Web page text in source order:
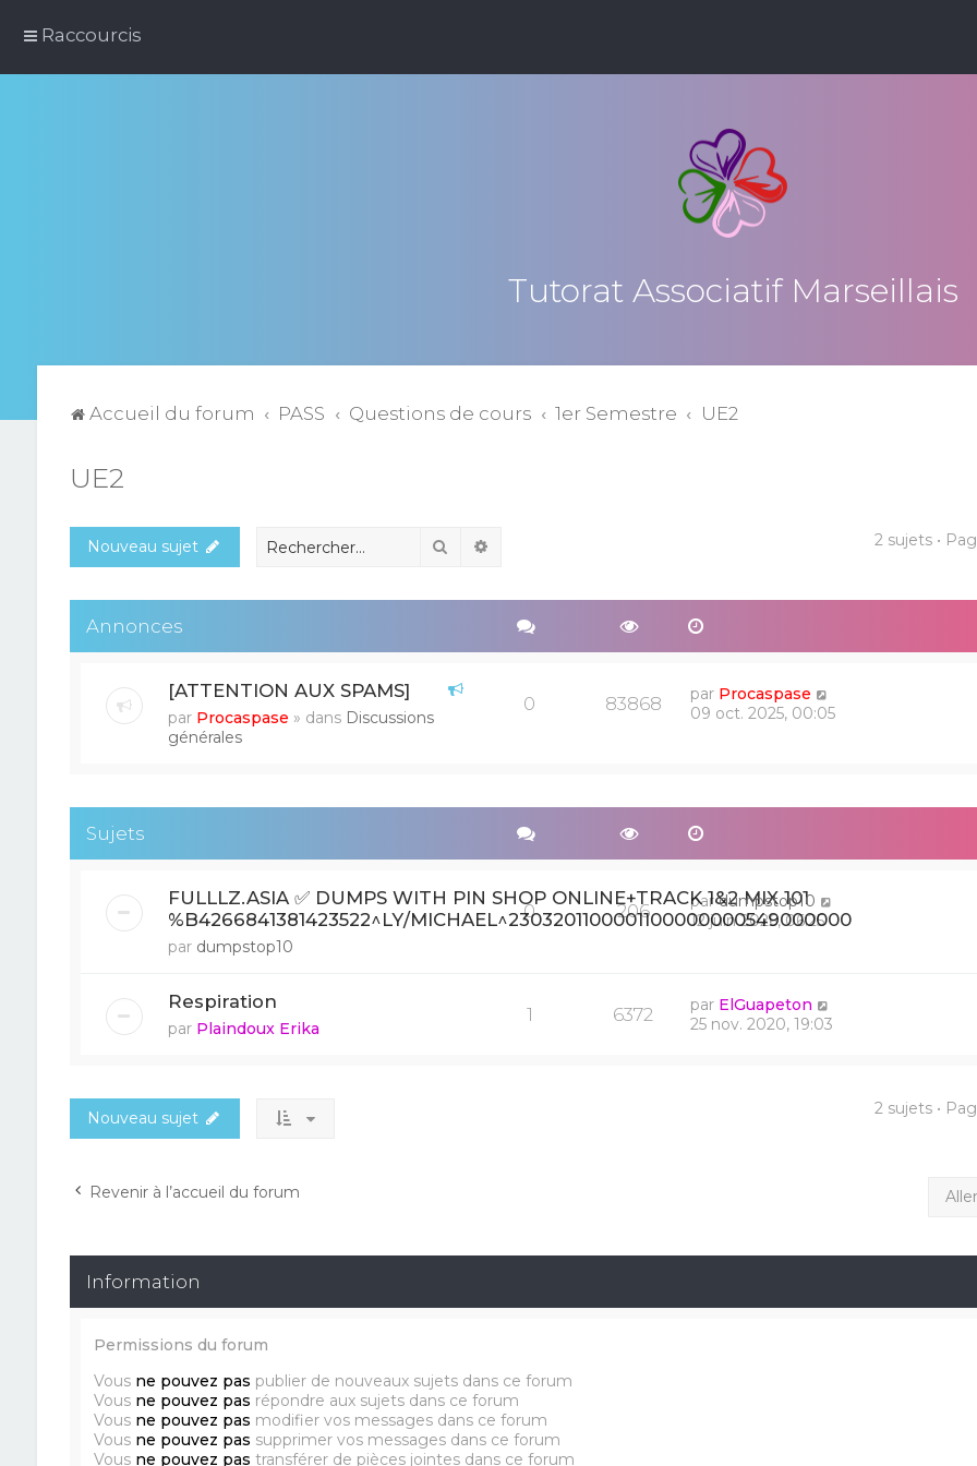
Raccourcis
Tutorat Associatif Marseillais
Accueil du forum PASS Questions de cours 1er Semestre UE2
UE2
Nouveau sujet Rechercher 2 sujets •
Annonces
[ATTENTION AUX SPAMS]
par Procaspase » dans Discussions
générales
0 83868 par Procaspase
09 oct. 2025, 00:05
Sujets
FULLLZ.ASIA ✅ DUMPS WITH PIN SHOP ONLINE+TRACK 1&2 MIX 101
%B4266841381423522^LY/MICHAEL^2303201100001100000000549000000
par dumpstop10
0 206 pardumpstop10
12 juin 2026, 06:25
Respiration
par Plaindoux Erika
1 6372 par ElGuapeton
25 nov. 2020, 19:03
Nouveau sujet 2 sujets •
Revenir à l’accueil du forum Aller
Information
Permissions du forum
Vous ne pouvez pas publier de nouveaux sujets dans ce forum
Vous ne pouvez pas répondre aux sujets dans ce forum
Vous ne pouvez pas modifier vos messages dans ce forum
Vous ne pouvez pas supprimer vos messages dans ce forum
Vous ne pouvez pas transférer de pièces jointes dans ce forum